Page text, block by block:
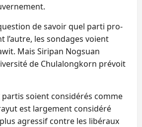
de savoir quel parti pro-
l’autre, les sondages voient
Mais Siripan Nogsuan
de Chulalongkorn prévoit
partis soient considérés comme
est largement considéré
agressif contre les libéraux